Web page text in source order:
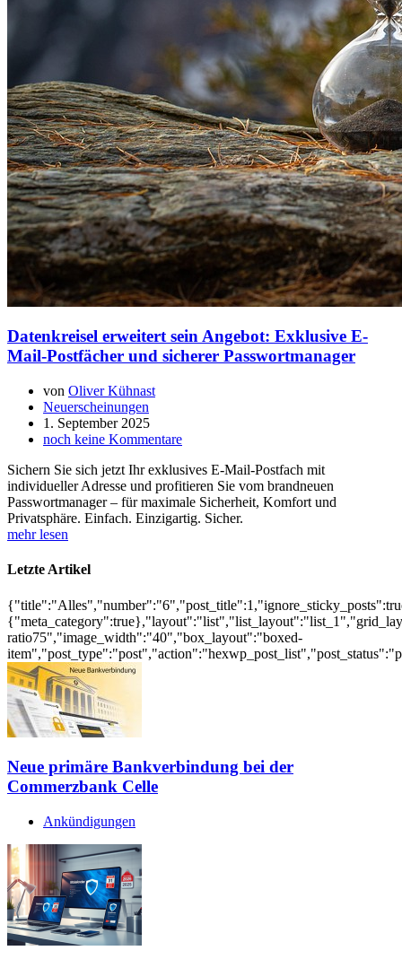
Datenkreisel erweitert sein Angebot: Exklusive E-
Mail-Postfächer und sicherer Passwortmanager
von Oliver Kühnast
Neuerscheinungen
1. September 2025
noch keine Kommentare
Sichern Sie sich jetzt Ihr exklusives E-Mail-Postfach mit
individueller Adresse und profitieren Sie vom brandneuen
Passwortmanager – für maximale Sicherheit, Komfort und
Privatsphäre. Einfach. Einzigartig. Sicher.
mehr lesen
Letzte Artikel
ratio75","image_width":"40","box_layout":"boxed-
Neue primäre Bankverbindung bei der
Commerzbank Celle
Ankündigungen